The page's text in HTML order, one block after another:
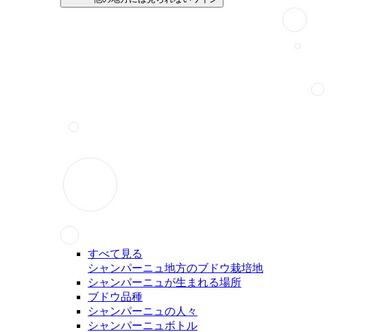
すべて見る
シャンパーニュ地方のブドウ栽培地
シャンパーニュが生まれる場所
ブドウ品種
シャンパーニュの人々
シャンパーニュボトル